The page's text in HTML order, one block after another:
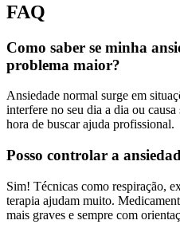
FAQ
Como saber se minha
problema maior?
Ansiedade normal surge em
interfere no seu dia a dia ou
hora de buscar ajuda profissional.
Posso controlar a
Sim! Técnicas como respiração,
terapia ajudam muito.
mais graves e sempre com